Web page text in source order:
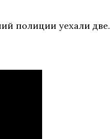
полиции уехали две.